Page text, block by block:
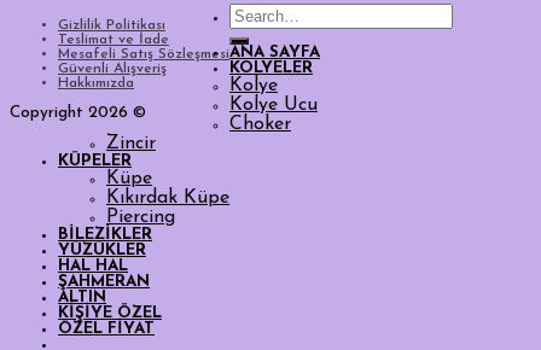
Gizlilik Politikası
Teslimat ve İade
Mesafeli Satış Sözleşmesi
Güvenli Alışveriş
Hakkımızda
Copyright 2026 ©
Search
for:
ANA SAYFA
KOLYELER
Kolye
Kolye Ucu
Choker
Zincir
KÜPELER
Küpe
Kıkırdak Küpe
Piercing
BİLEZİKLER
YÜZÜKLER
HAL HAL
ŞAHMERAN
ALTIN
KİŞİYE ÖZEL
ÖZEL FİYAT